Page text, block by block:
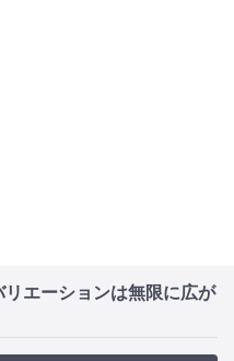
エーションは無限に広が